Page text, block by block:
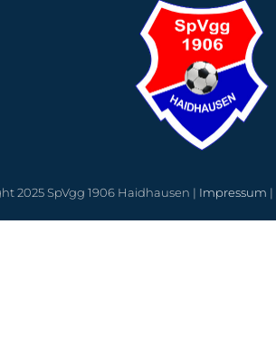
2025 SpVgg 1906 Haidhausen | Impressum |